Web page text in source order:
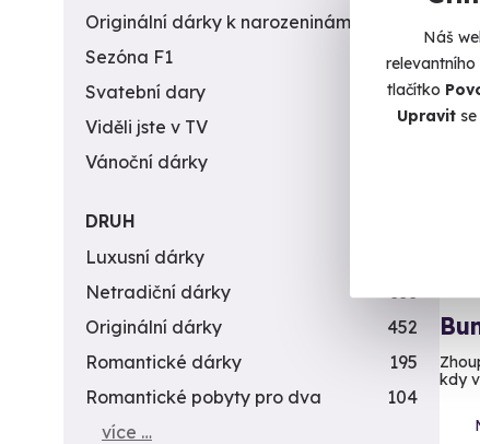
Náš
tlačítko
Upravitse
kdy
Originální dárky k narozeninám
Sezóna F1
4
Svatební dary
196
Viděli jste v TV
31
Vánoční dárky
DRUH
Luxusní dárky
Netradiční dárky
353
Originální dárky
452
Romantické dárky
195
Romantické pobyty pro dva
104
více …